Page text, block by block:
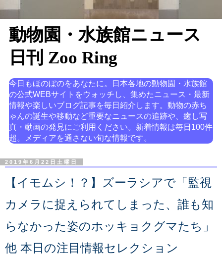
動物園・水族館ニュース
日刊 Zoo Ring
今日もほのぼのをあなたに。日本各地の動物園・水族館
の公式WEBサイトをウォッチし、集めたニュース・最新
情報や楽しいブログ記事を毎日紹介します。動物の赤ち
ゃんの誕生や移動など重要なニュースの追跡や、癒し写
真・動画の発見にご利用ください。新着情報は毎日100件
超。メディアを通さない旬な情報です。
2019年6月22日土曜日
【イモムシ！？】ズーラシアで「監視
カメラに捉えられてしまった、誰も知
らなかった姿のホッキョクグマたち」
他 本日の注目情報セレクション